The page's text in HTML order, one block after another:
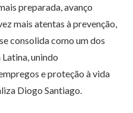
preparada, avanço
mais atentas à prevenção,
consolida como um dos
unindo
e proteção à vida
Diogo Santiago.